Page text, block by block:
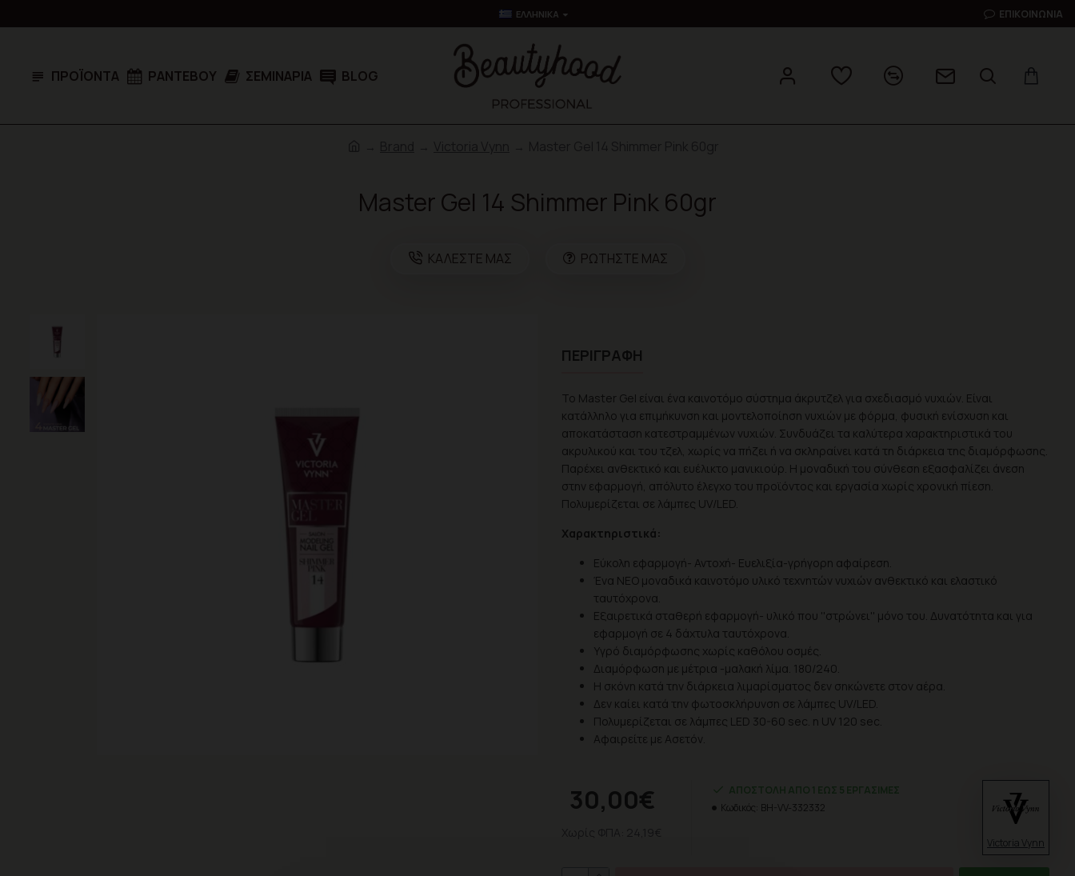
ΕΛΛΗΝΙΚΆ ΕΠΙΚΟΙΝΩΝΊΑ
ΠΡΟΪΌΝΤΑ ΡΑΝΤΕΒΟΎ ΣΕΜΙΝΆΡΙΑ BLOG
Master Gel 14 Shimmer Pink 60gr
ΚΑΛΈΣΤΕ ΜΑΣ ΡΩΤΉΣΤΕ ΜΑΣ
ΠΕΡΙΓΡΑΦΉ
Το Master Gel είναι ένα καινοτόμο σύστημα άκρυτζελ για σχεδιασμό νυχιών. Είναι
κατάλληλο για επιμήκυνση και μοντελοποίηση νυχιών με φόρμα, φυσική ενίσχυση και
αποκατάσταση κατεστραμμένων νυχιών. Συνδυάζει τα καλύτερα χαρακτηριστικά του
ακρυλικού και του τζελ, χωρίς να πήζει ή να σκληραίνει κατά τη διάρκεια της διαμόρφωσης.
Παρέχει ανθεκτικό και ευέλικτο μανικιούρ. Η μοναδική του σύνθεση εξασφαλίζει άνεση
στην εφαρμογή, απόλυτο έλεγχο του προϊόντος και εργασία χωρίς χρονική πίεση.
Πολυμερίζεται σε λάμπες UV/LED.
Χαρακτηριστικά:
Εύκολη εφαρμογή- Αντοχή- Ευελιξία-γρήγορη αφαίρεση.
Ένα ΝΕΟ μοναδικά καινοτόμο υλικό τεχνητών νυχιών ανθεκτικό και ελαστικό
ταυτόχρονα.
Εξαιρετικά σταθερή εφαρμογή- υλικό που ''στρώνει'' μόνο του. Δυνατότητα και για
εφαρμογή σε 4 δάχτυλα ταυτόχρονα.
Υγρό διαμόρφωσης χωρίς καθόλου οσμές.
Διαμόρφωση με μέτρια -μαλακή λίμα. 180/240.
Η σκόνη κατά την διάρκεια λιμαρίσματος δεν σηκώνετε στον αέρα.
Δεν καίει κατά την φωτοσκλήρυνση σε λάμπες UV/LED.
Πολυμερίζεται σε λάμπες LED 30-60 sec. η UV 120 sec.
Αφαιρείτε με Ασετόν.
30,00€
ΑΠΟΣΤΟΛΉ ΑΠΌ 1 ΈΩΣ 5 ΕΡΓΆΣΙΜΕΣ
Κωδικός: BH-VV-332332
Victoria Vynn